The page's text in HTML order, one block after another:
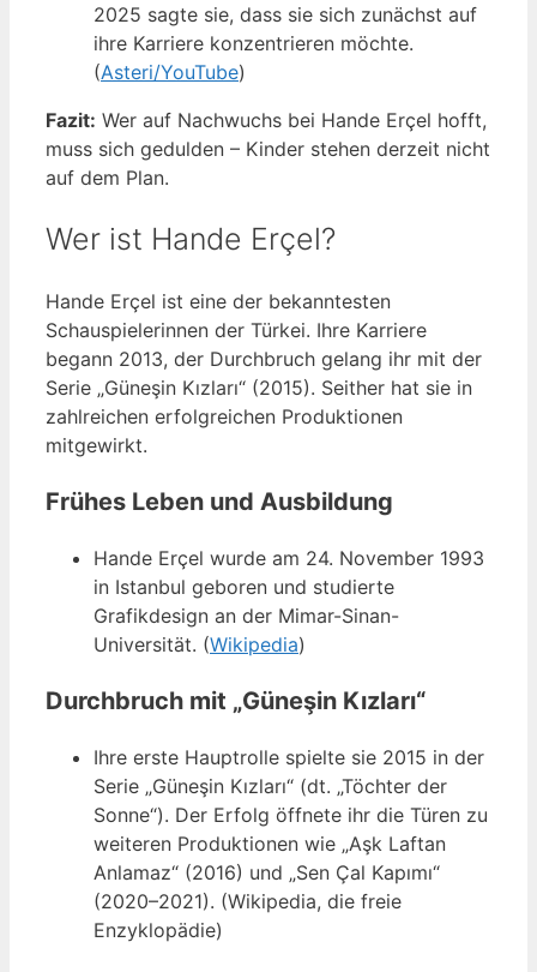
2025 sagte sie, dass sie sich zunächst auf
ihre Karriere konzentrieren möchte.
(Asteri/YouTube)
Fazit: Wer auf Nachwuchs bei Hande Erçel hofft,
muss sich gedulden – Kinder stehen derzeit nicht
auf dem Plan.
Wer ist Hande Erçel?
Hande Erçel ist eine der bekanntesten
Schauspielerinnen der Türkei. Ihre Karriere
begann 2013, der Durchbruch gelang ihr mit der
Serie „Güneşin Kızları“ (2015). Seither hat sie in
zahlreichen erfolgreichen Produktionen
mitgewirkt.
Frühes Leben und Ausbildung
Hande Erçel wurde am 24. November 1993
in Istanbul geboren und studierte
Grafikdesign an der Mimar-Sinan-
Universität. (Wikipedia)
Durchbruch mit „Güneşin Kızları“
Ihre erste Hauptrolle spielte sie 2015 in der
Serie „Güneşin Kızları“ (dt. „Töchter der
Sonne“). Der Erfolg öffnete ihr die Türen zu
weiteren Produktionen wie „Aşk Laftan
Anlamaz“ (2016) und „Sen Çal Kapımı“
(2020–2021). (Wikipedia, die freie
Enzyklopädie)